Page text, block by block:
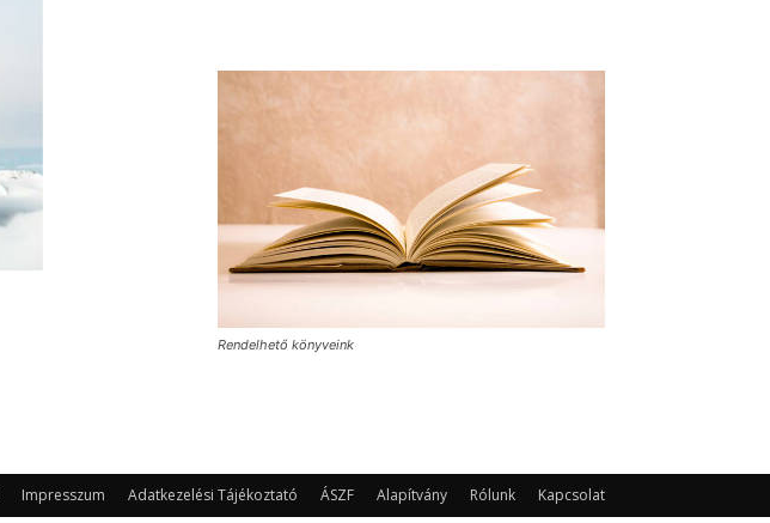
Rendelhető könyveink
Impresszum Adatkezelési Tájékoztató ÁSZF Alapítvány Rólunk Kapcsolat